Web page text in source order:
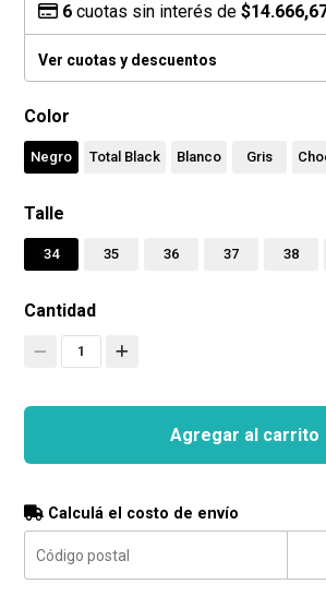
6 cuotas sin interés de
Ver cuotas y descuentos
Color
Negro Total Black Blanco Gris
Talle
34 35 36 37 38
Cantidad
1
Agregar al carrito
Calculá el costo de envío